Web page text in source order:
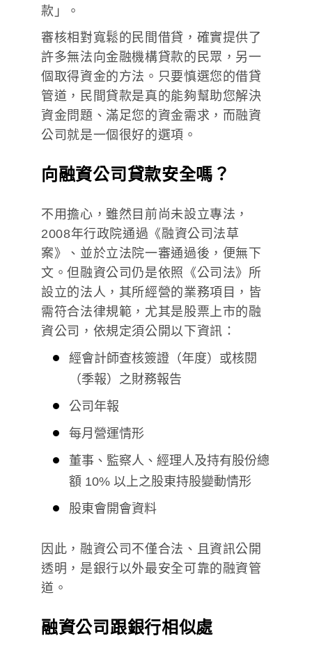
款」。
審核相對寬鬆的民間借貸，確實提供了
許多無法向金融機構貸款的民眾，另一
個取得資金的方法。只要慎選您的借貸
管道，民間貸款是真的能夠幫助您解決
資金問題、滿足您的資金需求，而融資
公司就是一個很好的選項。
向融資公司貸款安全嗎？
不用擔心，雖然目前尚未設立專法，
2008年行政院通過《融資公司法草
案》、並於立法院一審通過後，便無下
文。但融資公司仍是依照《公司法》所
設立的法人，其所經營的業務項目，皆
需符合法律規範，尤其是股票上市的融
資公司，依規定須公開以下資訊：
經會計師查核簽證（年度）或核閱
（季報）之財務報告
公司年報
每月營運情形
董事、監察人、經理人及持有股份總
額 10% 以上之股東持股變動情形
股東會開會資料
因此，融資公司不僅合法、且資訊公開
透明，是銀行以外最安全可靠的融資管
道。
融資公司跟銀行相似處